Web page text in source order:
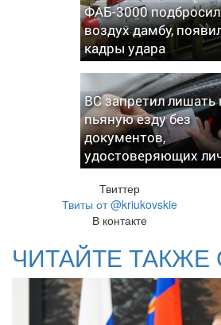
ФАБ-3000
воздух дамбу,
кадры удара
ВС запретил лишать
пьяную езду без
документов,
удостоверяющих
Твиттер
Твиты от @kriukovskie
В контакте
ЧИТАЙТЕ ТАКЖЕ